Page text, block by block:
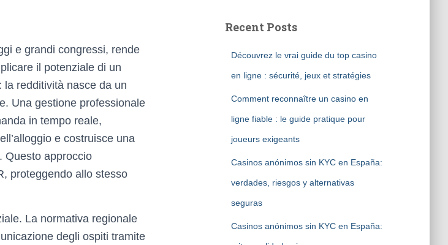
e grandi congressi, rende
il potenziale di un
redditività nasce da un
Una gestione professionale
in tempo reale,
e costruisce una
Questo approccio
proteggendo allo stesso
La normativa regionale
degli ospiti tramite
Recent Posts
Découvrez le vrai guide du top casino
en ligne : sécurité, jeux et stratégies
Comment reconnaître un casino en
ligne fiable : le guide pratique pour
joueurs exigeants
Casinos anónimos sin KYC en España:
verdades, riesgos y alternativas
seguras
Casinos anónimos sin KYC en España: